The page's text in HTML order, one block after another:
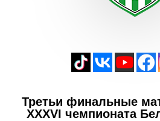
Третьи финальные
XXXVI чемпионата